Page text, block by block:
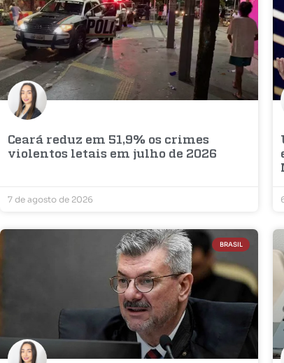
Ceará reduz em 51,9% os crimes
violentos letais em julho de 2026
7 de agosto de 2026
BRASIL